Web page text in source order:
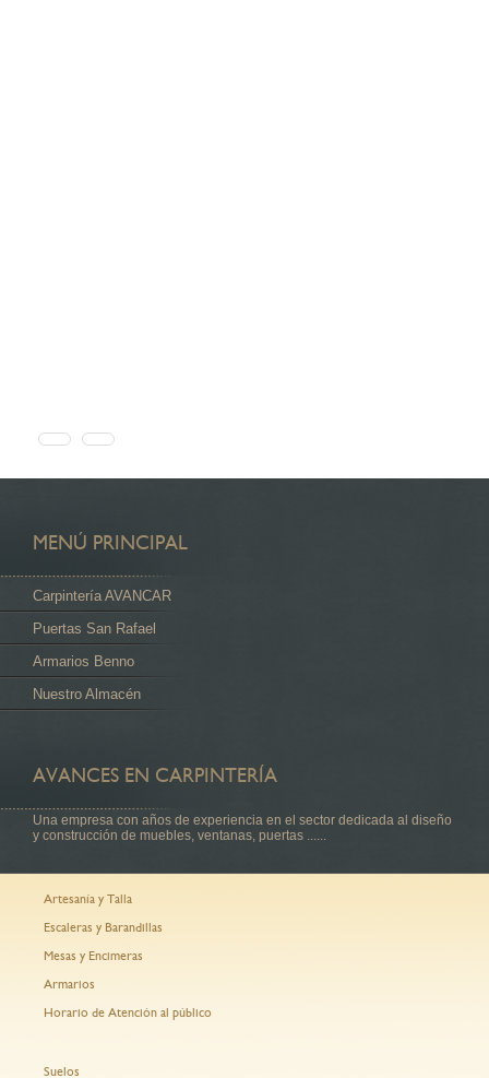
MENÚ PRINCIPAL
Carpintería AVANCAR
Puertas San Rafael
Armarios Benno
Nuestro Almacén
AVANCES EN CARPINTERÍA
Una empresa con años de experiencia en el sector dedicada al diseño
y construcción de muebles, ventanas, puertas ......
Artesanía y Talla
Escaleras y Barandillas
Mesas y Encimeras
Armarios
Horario de Atención al público
Suelos